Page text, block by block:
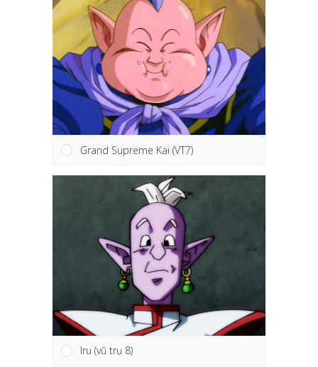
Grand Supreme Kai (VT7)
Iru (vũ trụ 8)